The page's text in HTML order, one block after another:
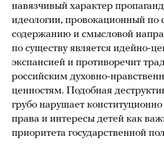
навязчивый характер
идеологии, провокационный по
содержанию и смысловой
по существу является идейно-
экспансией и противоречит
российским духовно-
ценностям. Подобная
грубо нарушает
права и интересы детей как
приоритета государственной